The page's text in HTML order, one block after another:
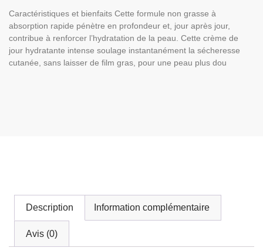
Caractéristiques et bienfaits Cette formule non grasse à
absorption rapide pénètre en profondeur et, jour après jour,
contribue à renforcer l’hydratation de la peau. Cette crème de
jour hydratante intense soulage instantanément la sécheresse
cutanée, sans laisser de film gras, pour une peau plus dou
Description Information complémentaire
Avis (0)